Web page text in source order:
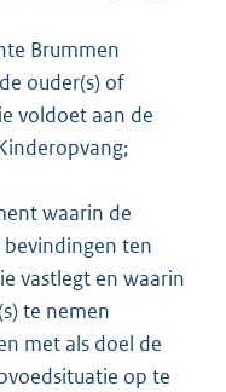
Brummen
ouder(s) of
voldoet aan de
waarin de
ten
vastlegt en waarin
te nemen
met als doel de
op te